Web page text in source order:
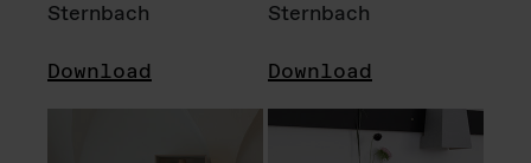
Sternbach
Download
Sternbach
Download